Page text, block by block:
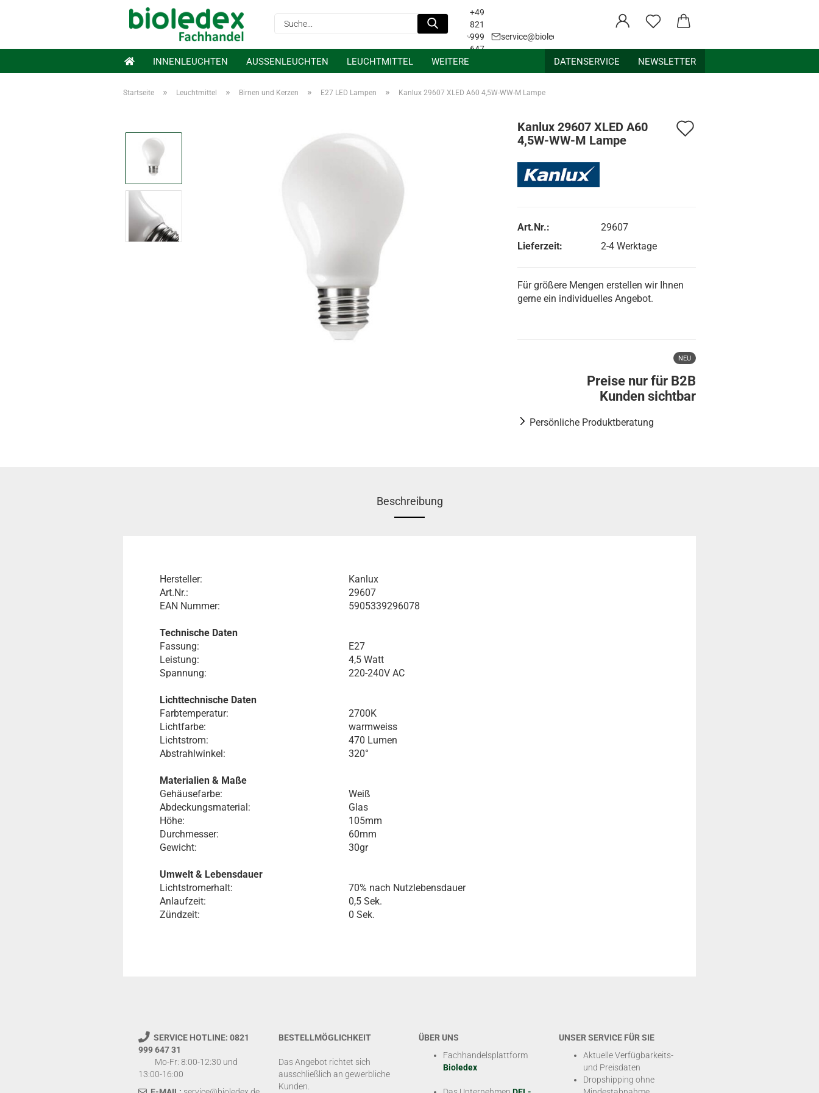
Suche...
+49
821
999
647
service@bioledex.de
Lichtplanung
INNENLEUCHTEN AUSSENLEUCHTEN LEUCHTMITTEL DATENSERVICE NEWSLETTER
WEITERE
Startseite » Leuchtmittel » Birnen und Kerzen » E27 LED Lampen » Kanlux 29607 XLED A60 4,5W-WW-M Lampe
Kanlux 29607 XLED A60
4,5W-WW-M Lampe
Art.Nr.:
29607
Lieferzeit:
2-4 Werktage
Für größere Mengen erstellen wir Ihnen
gerne ein individuelles Angebot.
NEU
Preise nur für B2B
Kunden sichtbar
Persönliche Produktberatung
Beschreibung
Hersteller:
Kanlux
Art.Nr.:
29607
EAN Nummer:
5905339296078
Technische Daten
Fassung:
E27
Leistung:
4,5 Watt
Spannung:
220-240V AC
Lichttechnische Daten
Farbtemperatur:
2700K
Lichtfarbe:
warmweiss
Lichtstrom:
470 Lumen
Abstrahlwinkel:
320°
Materialien & Maße
Gehäusefarbe:
Weiß
Abdeckungsmaterial:
Glas
Höhe:
105mm
Durchmesser:
60mm
Gewicht:
30gr
Umwelt & Lebensdauer
Lichtstromerhalt:
70% nach Nutzlebensdauer
Anlaufzeit:
0,5 Sek.
Zündzeit:
0 Sek.
SERVICE HOTLINE: 0821
999 647 31
Mo-Fr: 8:00-12:30 und
13:00-16:00
BESTELLMÖGLICHKEIT
Das Angebot richtet sich
ausschließlich an gewerbliche
Kunden.
ÜBER UNS
Fachhandelsplattform
Bioledex
UNSER SERVICE FÜR SIE
Aktuelle Verfügbarkeits-
und Preisdaten
Dropshipping ohne